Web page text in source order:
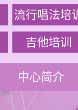
流行唱法培训
吉他培训
中心简介